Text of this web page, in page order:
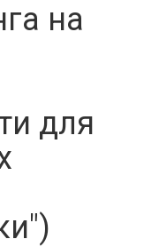
на
для